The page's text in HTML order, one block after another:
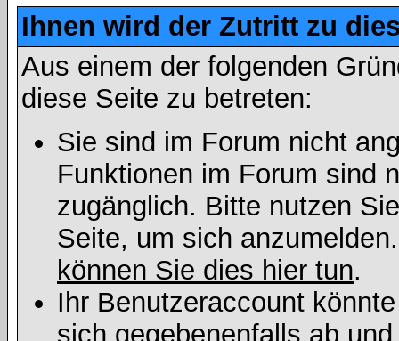
Ihnen wird der Zutritt zu
Aus einem der folgenden
diese Seite zu betreten:
Sie sind im Forum nicht
Funktionen im Forum sind
zugänglich. Bitte nutzen
Seite, um sich
können Sie dies hier tun.
Ihr Benutzeraccount
sich gegebenenfalls ab